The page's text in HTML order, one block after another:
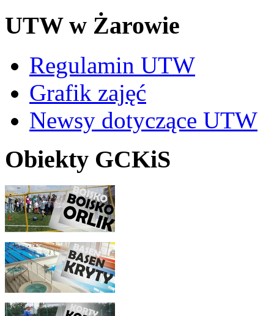
UTW w Żarowie
Regulamin UTW
Grafik zajęć
Newsy dotyczące UTW
Obiekty GCKiS